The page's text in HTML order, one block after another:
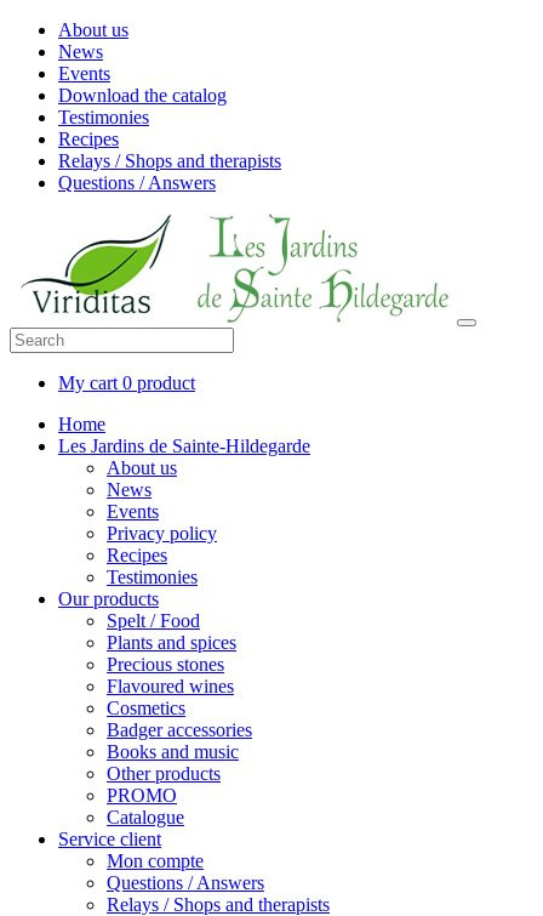
About us
News
Events
Download the catalog
Testimonies
Recipes
Relays / Shops and therapists
Questions / Answers
My cart 0 product
Home
Les Jardins de Sainte-Hildegarde
About us
News
Events
Privacy policy
Recipes
Testimonies
Our products
Spelt / Food
Plants and spices
Precious stones
Flavoured wines
Cosmetics
Badger accessories
Books and music
Other products
PROMO
Catalogue
Service client
Mon compte
Questions / Answers
Relays / Shops and therapists